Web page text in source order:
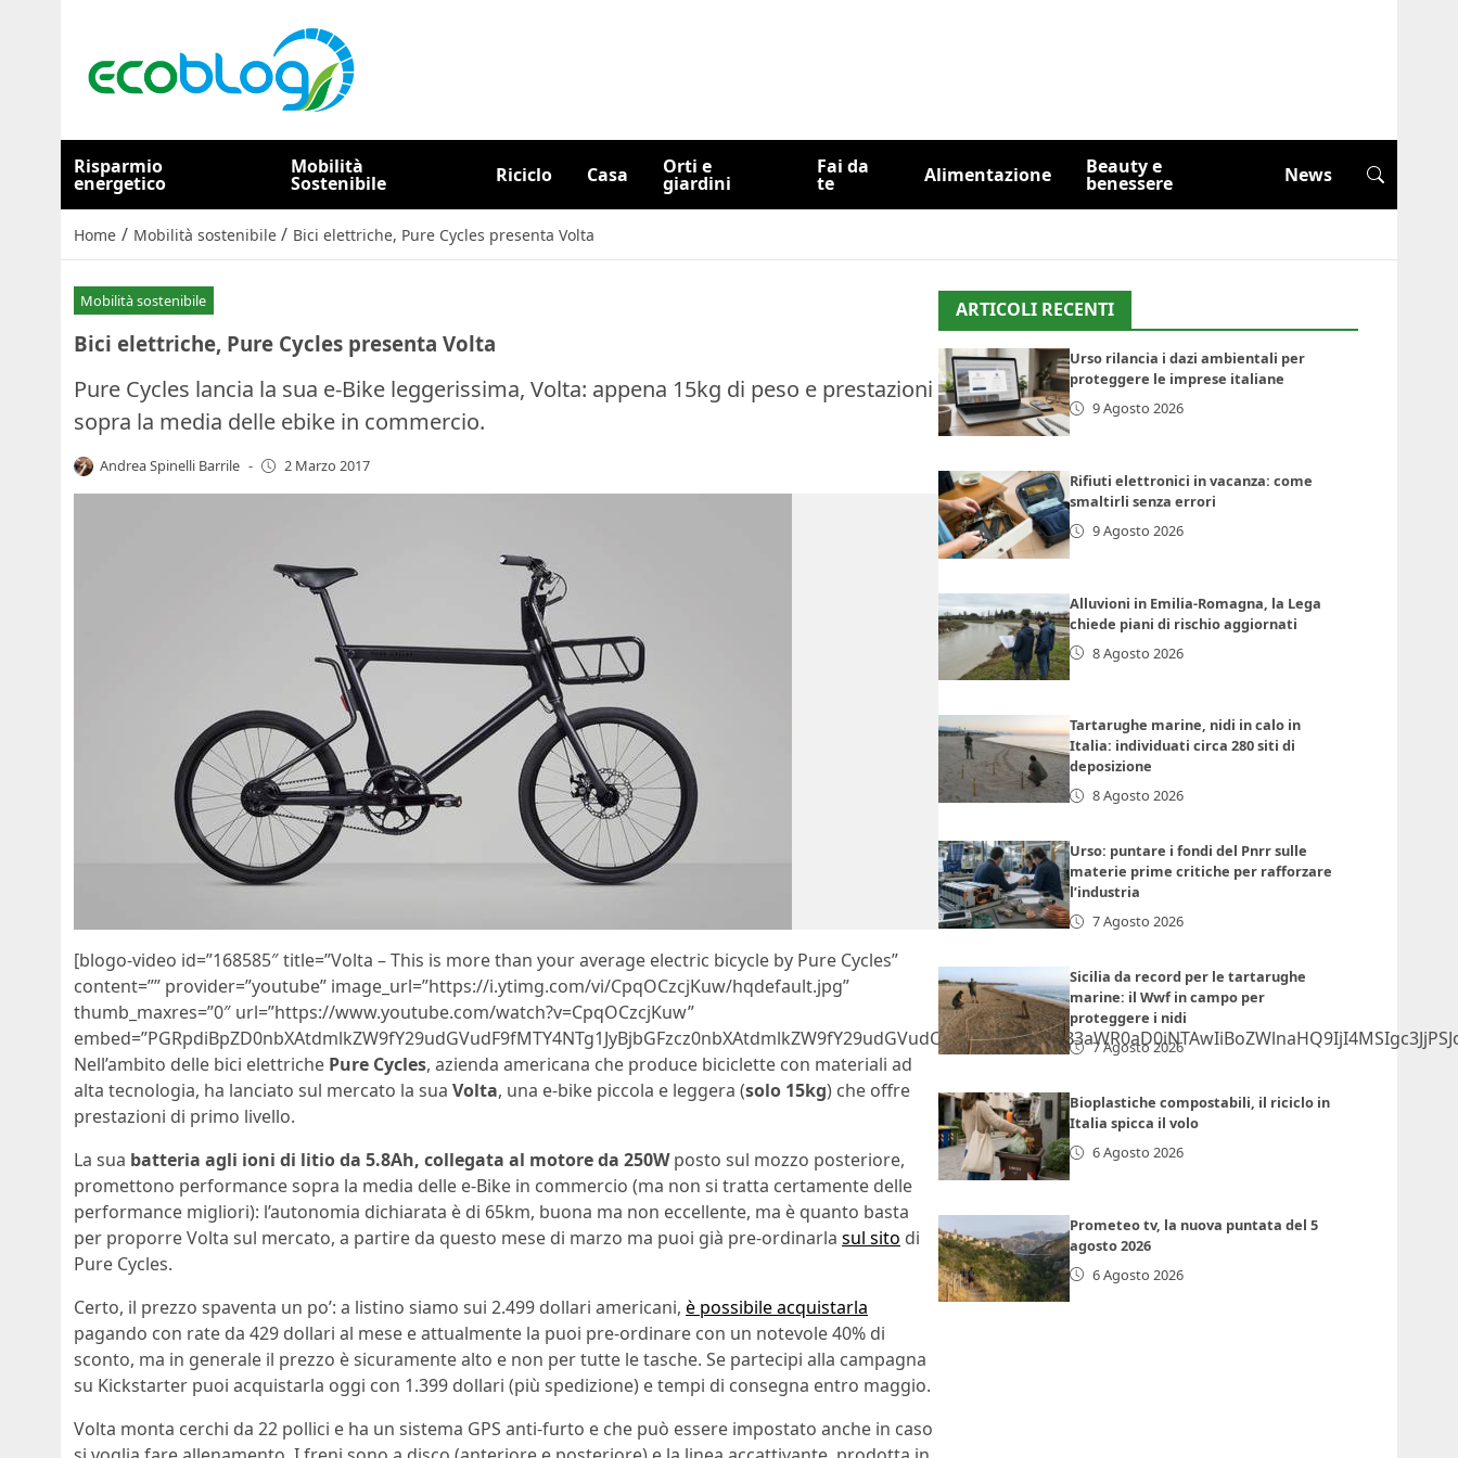
Risparmio
energetico
Mobilità
Sostenibile Riciclo Casa Orti e
giardini
Fai da
te Alimentazione Beauty e
benessere News
Home / Mobilità sostenibile / Bici elettriche, Pure Cycles presenta Volta
Mobilità sostenibile
Bici elettriche, Pure Cycles presenta Volta
Pure Cycles lancia la sua e-Bike leggerissima, Volta: appena 15kg di peso e prestazioni
sopra la media delle ebike in commercio.
Andrea Spinelli Barrile - 2 Marzo 2017
[blogo-video id=”168585″ title=”Volta – This is more than your average electric bicycle by Pure Cycles”
content=”” provider=”youtube” image_url=”https://i.ytimg.com/vi/CpqOCzcjKuw/hqdefault.jpg”
thumb_maxres=”0″ url=”https://www.youtube.com/watch?v=CpqOCzcjKuw”
Nell’ambito delle bici elettriche Pure Cycles, azienda americana che produce biciclette con materiali ad
alta tecnologia, ha lanciato sul mercato la sua Volta, una e-bike piccola e leggera (solo 15kg) che offre
prestazioni di primo livello.
La sua batteria agli ioni di litio da 5.8Ah, collegata al motore da 250Wposto sul mozzo posteriore,
promettono performance sopra la media delle e-Bike in commercio (ma non si tratta certamente delle
performance migliori): l’autonomia dichiarata è di 65km, buona ma non eccellente, ma è quanto basta
per proporre Volta sul mercato, a partire da questo mese di marzo ma puoi già pre-ordinarla sul sito di
Pure Cycles.
Certo, il prezzo spaventa un po’: a listino siamo sui 2.499 dollari americani, è possibile acquistarla
pagando con rate da 429 dollari al mese e attualmente la puoi pre-ordinare con un notevole 40% di
sconto, ma in generale il prezzo è sicuramente alto e non per tutte le tasche. Se partecipi alla campagna
su Kickstarter puoi acquistarla oggi con 1.399 dollari (più spedizione) e tempi di consegna entro maggio.
Volta monta cerchi da 22 pollici e ha un sistema GPS anti-furto e che può essere impostato anche in caso
ARTICOLI RECENTI
Urso rilancia i dazi ambientali per
proteggere le imprese italiane
9 Agosto 2026
Rifiuti elettronici in vacanza: come
smaltirli senza errori
9 Agosto 2026
Alluvioni in Emilia-Romagna, la Lega
chiede piani di rischio aggiornati
8 Agosto 2026
Tartarughe marine, nidi in calo in
Italia: individuati circa 280 siti di
deposizione
8 Agosto 2026
Urso: puntare i fondi del Pnrr sulle
materie prime critiche per rafforzare
l’industria
7 Agosto 2026
Sicilia da record per le tartarughe
marine: il Wwf in campo per
proteggere i nidi
7 Agosto 2026
Bioplastiche compostabili, il riciclo in
Italia spicca il volo
6 Agosto 2026
Prometeo tv, la nuova puntata del 5
agosto 2026
6 Agosto 2026